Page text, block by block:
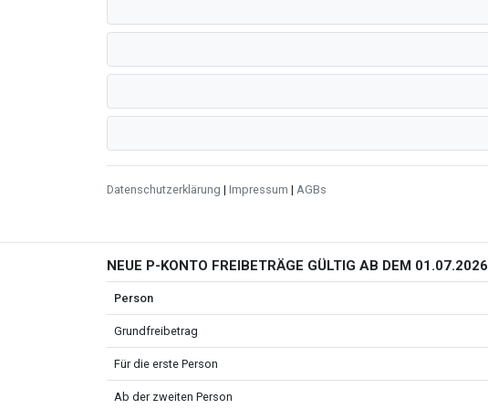
Datenschutzerklärung | Impressum | AGBs
NEUE P-KONTO FREIBETRÄGE GÜLTIG AB DEM 01.07.2026
Person
Grundfreibetrag
Für die erste Person
Ab der zweiten Person